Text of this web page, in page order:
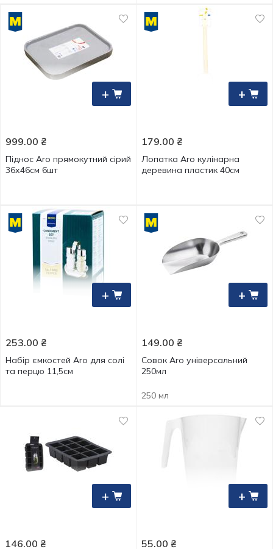
+
999.00 ₴
Піднос Aro прямокутний сірий
36х46см 6шт
+
179.00 ₴
Лопатка Aro кулінарна
деревина пластик 40см
+
253.00 ₴
Набір ємкостей Aro для солі
та перцю 11,5см
+
149.00 ₴
Совок Aro універсальний
250мл
250 мл
+
146.00 ₴
+
55.00 ₴